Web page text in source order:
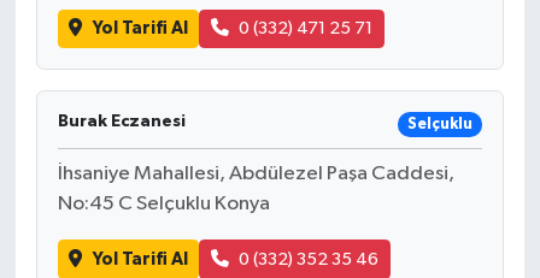
Yol Tarifi Al 0 (332) 471 25 71
Burak Eczanesi Selçuklu
İhsaniye Mahallesi, Abdülezel Paşa Caddesi,
No:45 C Selçuklu Konya
Yol Tarifi Al 0 (332) 352 35 46